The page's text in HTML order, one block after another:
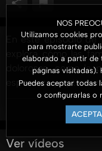
NOS
Utilizamos cookies
para mostrarte
elaborado a partir de
páginas visitadas).
Puedes aceptar todas
o configurarlas o
En este episodio de
explora cómo las
dolorosas, como la
esperanza y
Betty e Irma, el
experiencias
las promesas de
familia unida, la
Ver vídeos